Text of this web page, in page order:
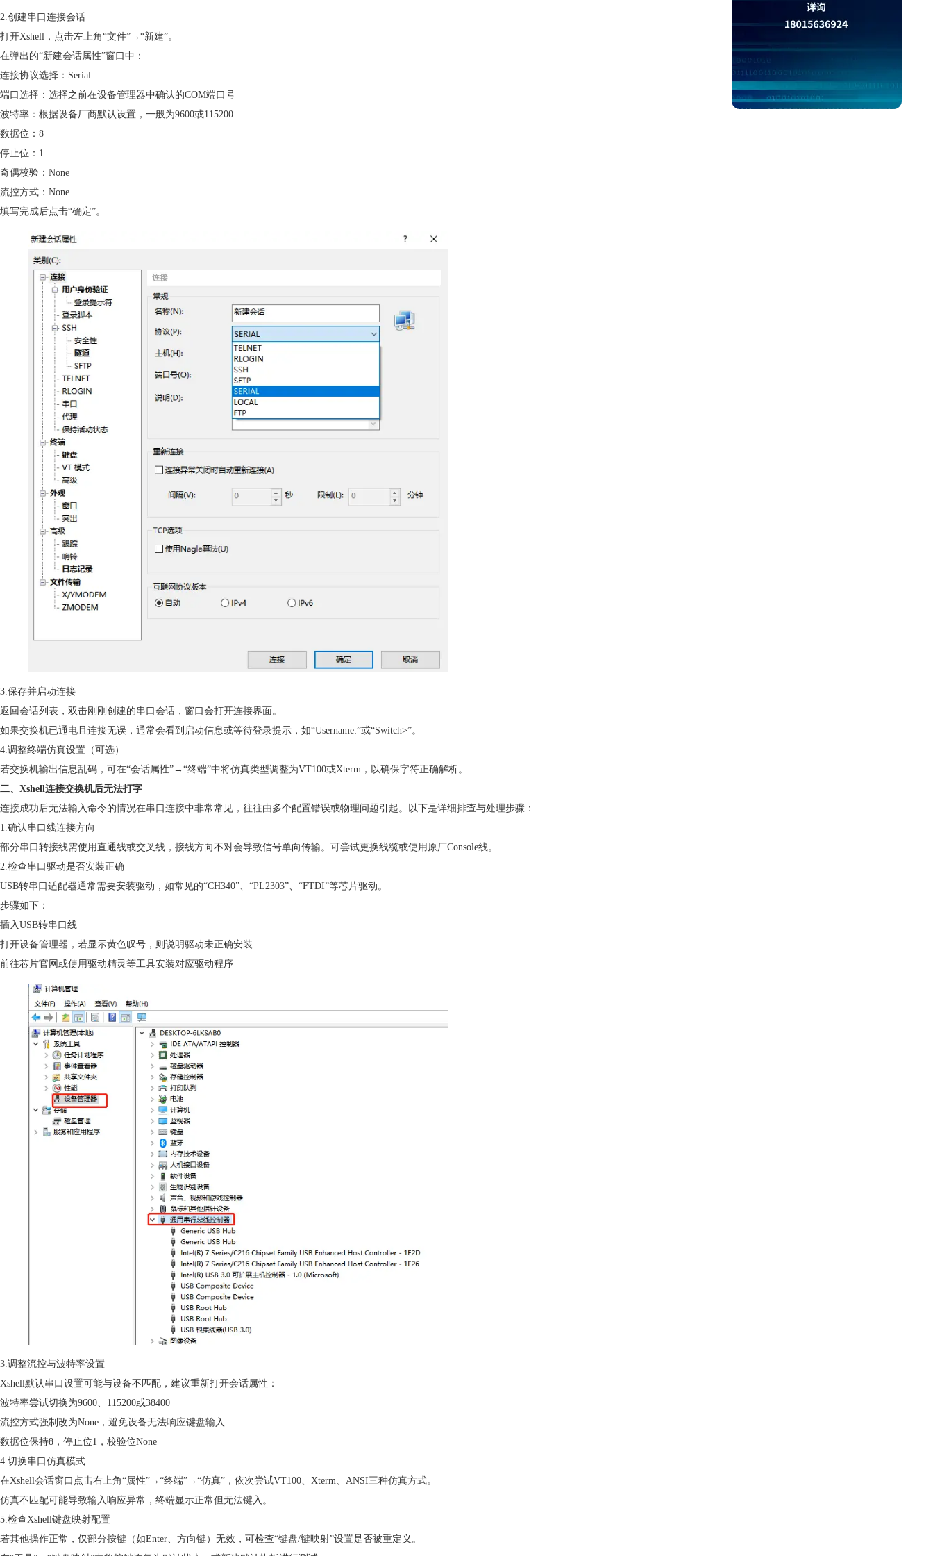
2.创建串口连接会话
打开Xshell，点击左上角“文件”→“新建”。
在弹出的“新建会话属性”窗口中：
连接协议选择：Serial
端口选择：选择之前在设备管理器中确认的COM端口号
波特率：根据设备厂商默认设置，一般为9600或115200
数据位：8
停止位：1
奇偶校验：None
流控方式：None
填写完成后点击“确定”。
3.保存并启动连接
返回会话列表，双击刚刚创建的串口会话，窗口会打开连接界面。
如果交换机已通电且连接无误，通常会看到启动信息或等待登录提示，如“Username:”或“Switch>”。
4.调整终端仿真设置（可选）
若交换机输出信息乱码，可在“会话属性”→“终端”中将仿真类型调整为VT100或Xterm，以确保字符正确解析。
二、Xshell连接交换机后无法打字
连接成功后无法输入命令的情况在串口连接中非常常见，往往由多个配置错误或物理问题引起。以下是详细排查与处理步骤：
1.确认串口线连接方向
部分串口转接线需使用直通线或交叉线，接线方向不对会导致信号单向传输。可尝试更换线缆或使用原厂Console线。
2.检查串口驱动是否安装正确
USB转串口适配器通常需要安装驱动，如常见的“CH340”、“PL2303”、“FTDI”等芯片驱动。
步骤如下：
插入USB转串口线
打开设备管理器，若显示黄色叹号，则说明驱动未正确安装
前往芯片官网或使用驱动精灵等工具安装对应驱动程序
3.调整流控与波特率设置
Xshell默认串口设置可能与设备不匹配，建议重新打开会话属性：
波特率尝试切换为9600、115200或38400
流控方式强制改为None，避免设备无法响应键盘输入
数据位保持8，停止位1，校验位None
4.切换串口仿真模式
在Xshell会话窗口点击右上角“属性”→“终端”→“仿真”，依次尝试VT100、Xterm、ANSI三种仿真方式。
仿真不匹配可能导致输入响应异常，终端显示正常但无法键入。
5.检查Xshell键盘映射配置
若其他操作正常，仅部分按键（如Enter、方向键）无效，可检查“键盘/键映射”设置是否被重定义。